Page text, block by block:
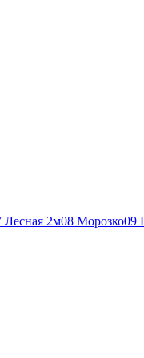
Лесная 2м08 Морозко09